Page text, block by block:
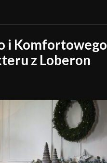
i Komfortowego
z Loberon